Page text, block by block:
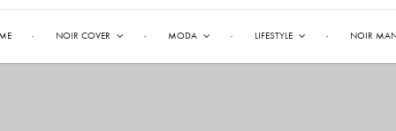
NOIR COVER MODA LIFESTYLE NOIR